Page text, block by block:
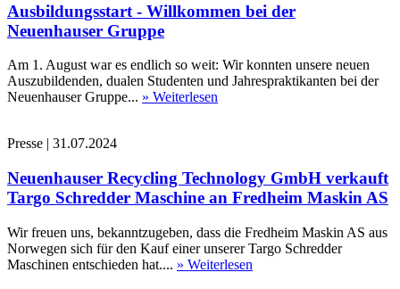
Ausbildungsstart - Willkommen bei der
Neuenhauser Gruppe
Am 1. August war es endlich so weit: Wir konnten unsere neuen
Auszubildenden, dualen Studenten und Jahrespraktikanten bei der
Neuenhauser Gruppe... » Weiterlesen
Presse | 31.07.2024
Neuenhauser Recycling Technology GmbH verkauft
Targo Schredder Maschine an Fredheim Maskin AS
Wir freuen uns, bekanntzugeben, dass die Fredheim Maskin AS aus
Norwegen sich für den Kauf einer unserer Targo Schredder
Maschinen entschieden hat.... » Weiterlesen